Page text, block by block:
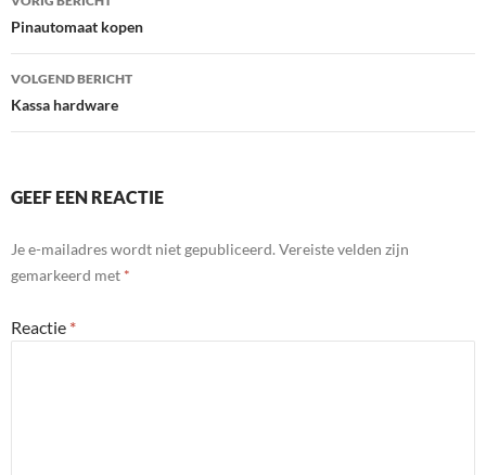
navigatie
Pinautomaat kopen
VOLGEND BERICHT
Kassa hardware
GEEF EEN REACTIE
Je e-mailadres wordt niet gepubliceerd. Vereiste velden zijn
gemarkeerd met *
Reactie *